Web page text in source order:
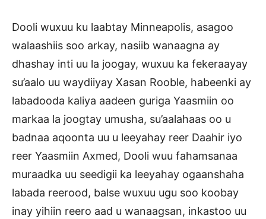
Dooli wuxuu ku laabtay Minneapolis, asagoo
walaashiis soo arkay, nasiib wanaagna ay
dhashay inti uu la joogay, wuxuu ka fekeraayay
su’aalo uu waydiiyay Xasan Rooble, habeenki ay
labadooda kaliya aadeen guriga Yaasmiin oo
markaa la joogtay umusha, su’aalahaas oo u
badnaa aqoonta uu u leeyahay reer Daahir iyo
reer Yaasmiin Axmed, Dooli wuu fahamsanaa
muraadka uu seedigii ka leeyahay ogaanshaha
labada reerood, balse wuxuu ugu soo koobay
inay yihiin reero aad u wanaagsan, inkastoo uu